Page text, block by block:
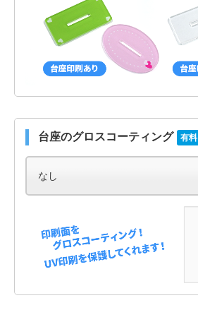
台座のグロスコーティング 有料